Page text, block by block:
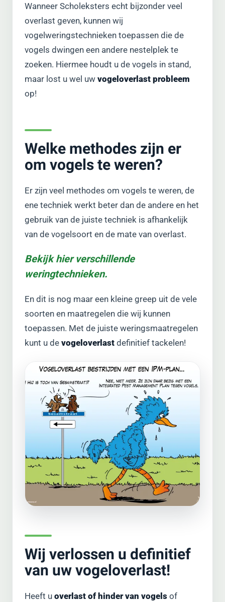
Wanneer Scholeksters echt bijzonder veel
overlast geven, kunnen wij
vogelweringstechnieken toepassen die de
vogels dwingen een andere nestelplek te
zoeken. Hiermee houdt u de vogels in stand,
maar lost u wel uw vogeloverlast probleem
op!
Welke methodes zijn er
om vogels te weren?
Er zijn veel methodes om vogels te weren, de
ene techniek werkt beter dan de andere en het
gebruik van de juiste techniek is afhankelijk
van de vogelsoort en de mate van overlast.
Bekijk hier verschillende
weringtechnieken.
En dit is nog maar een kleine greep uit de vele
soorten en maatregelen die wij kunnen
toepassen. Met de juiste weringsmaatregelen
kunt u de vogeloverlast definitief tackelen!
Wij verlossen u definitief
van uw vogeloverlast!
Heeft u overlast of hinder van vogels of